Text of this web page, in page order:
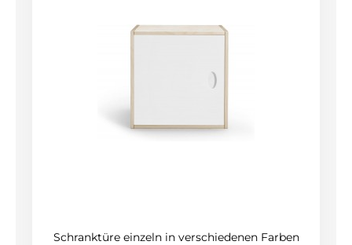
Schranktüre einzeln in verschiedenen Farben